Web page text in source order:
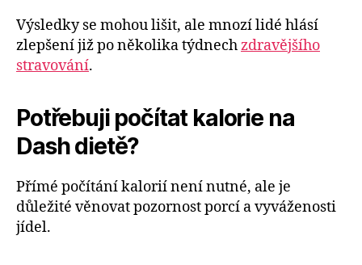
Výsledky se mohou lišit, ale mnozí lidé hlásí
zlepšení již po několika týdnechzdravějšího
stravování.
Potřebuji počítat kalorie na
Dash dietě?
Přímé počítání kalorií není nutné, ale je
důležité věnovat pozornost porcí a vyváženosti
jídel.